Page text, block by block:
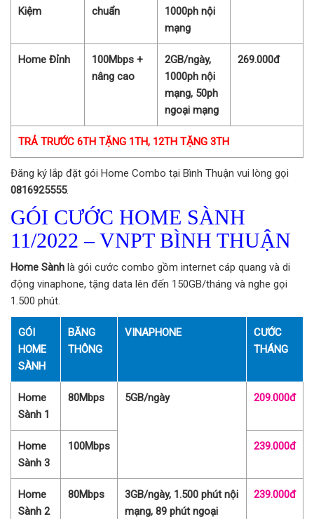
Kiệm
chuẩn
1000ph nội
mạng
Home Đỉnh
100Mbps +
nâng cao
2GB/ngày,
1000ph nội
mạng, 50ph
ngoại mạng
269.000đ
TRẢ TRƯỚC 6TH TẶNG 1TH, 12TH TẶNG 3TH
Đăng ký lắp đặt gói Home Combo tại Bình Thuận vui lòng gọi
0816925555.
GÓI CƯỚC HOME SÀNH
11/2022 – VNPT BÌNH THUẬN
Home Sành là gói cước combo gồm internet cáp quang và di
động vinaphone, tặng data lên đến 150GB/tháng và nghe gọi
1.500 phút.
GÓI
HOME
SÀNH
BĂNG
THÔNG
VINAPHONE
CƯỚC
THÁNG
Home
Sành 1
80Mbps 5GB/ngày 209.000đ
Home
Sành 3
100Mbps 239.000đ
Home
Sành 2
80Mbps
3GB/ngày, 1.500 phút nội
mạng, 89 phút ngoại
239.000đ